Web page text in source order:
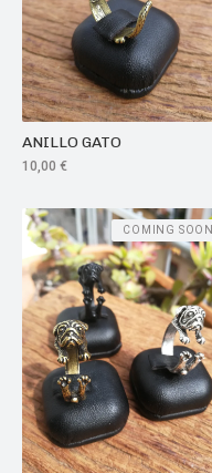
ANILLO GATO
10,00 €
COMING SOON